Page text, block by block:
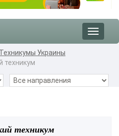
Toggle
Техникумы Украины
техникум
техникум